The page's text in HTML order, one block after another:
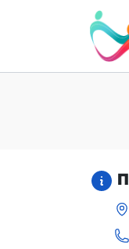
Κύρια